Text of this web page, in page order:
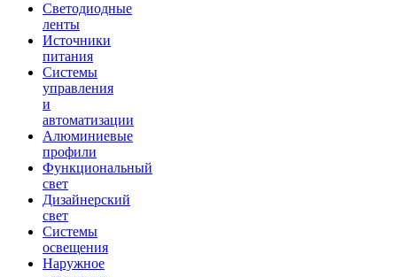
Светодиодные
ленты
Источники
питания
Системы
управления
и
автоматизации
Алюминиевые
профили
Функциональный
свет
Дизайнерский
свет
Системы
освещения
Наружное